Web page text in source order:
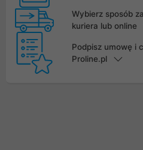
Wybierz sposób
kuriera lub online
Podpisz umowę i
Proline.pl